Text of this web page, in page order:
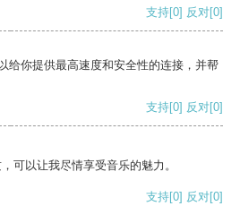
支持[0] 反对[0]
给你提供最高速度和安全性的连接，并帮
支持[0] 反对[0]
可以让我尽情享受音乐的魅力。
支持[0] 反对[0]